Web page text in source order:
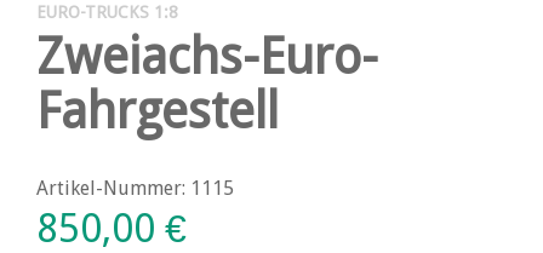
EURO-TRUCKS 1:8
Zweiachs-Euro-
Fahrgestell
Artikel-Nummer: 1115
850,00 €